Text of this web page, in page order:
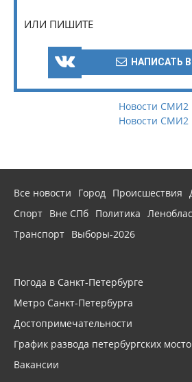
ИЛИ ПИШИТЕ
НАПИСАТЬ
Новости СМИ2
Новости СМИ2
Все новости Город Происшествия
Спорт Вне СПб Политика
Транспорт Выборы-2026
Погода в Санкт-Петербурге
Метро Санкт-Петербурга
Достопримечательности
График развода петербургских
Вакансии